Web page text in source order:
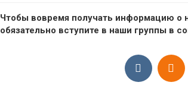
Чтобы вовремя получать информацию о
обязательно вступите в наши группы в